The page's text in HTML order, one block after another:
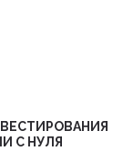
С НУЛЯ